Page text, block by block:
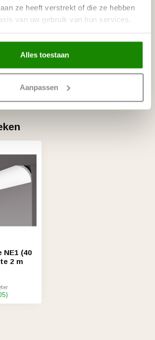
ze heeft verstrekt of die ze hebben
van uw gebruik van hun services.
Alles toestaan
Aanpassen
lijmkoker 310 ml €8,95
t/m 8 cm, (Small) €19,95
NE1 (40
2 m